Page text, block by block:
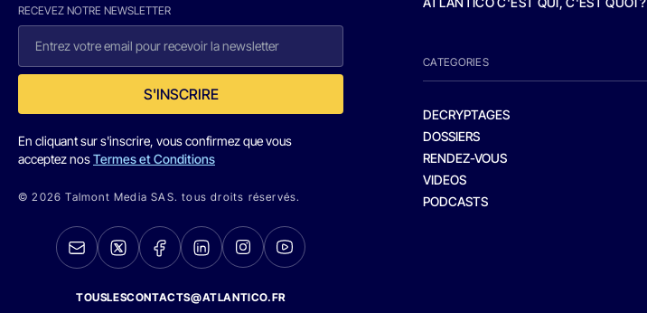
RECEVEZ NOTRE NEWSLETTER
S'INSCRIRE
En cliquant sur s'inscrire, vous confirmez que vous
acceptez nosTermes et Conditions
© 2026 Talmont Media SAS. tous droits réservés.
TOUSLESCONTACTS@ATLANTICO.FR
CATEGORIES
DECRYPTAGES
DOSSIERS
RENDEZ-VOUS
VIDEOS
PODCASTS